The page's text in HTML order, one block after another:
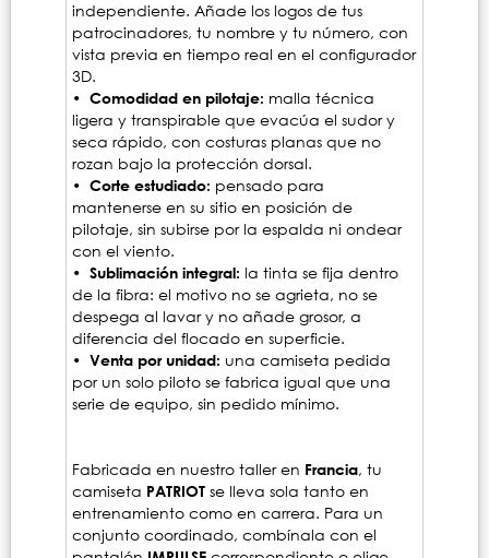
independiente. Añade los logos de tus
patrocinadores, tu nombre y tu número, con
vista previa en tiempo real en el configurador
3D.
• Comodidad en pilotaje: malla técnica
ligera y transpirable que evacúa el sudor y
seca rápido, con costuras planas que no
rozan bajo la protección dorsal.
• Corte estudiado: pensado para
mantenerse en su sitio en posición de
pilotaje, sin subirse por la espalda ni ondear
con el viento.
• Sublimación integral: la tinta se fija dentro
de la fibra: el motivo no se agrieta, no se
despega al lavar y no añade grosor, a
diferencia del flocado en superficie.
• Venta por unidad: una camiseta pedida
por un solo piloto se fabrica igual que una
serie de equipo, sin pedido mínimo.
Fabricada en nuestro taller en Francia, tu
camiseta PATRIOT se lleva sola tanto en
entrenamiento como en carrera. Para un
conjunto coordinado, combínala con el